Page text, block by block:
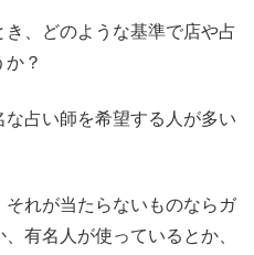
、どのような基準で店や占
？
占い師を希望する人が多い
れが当たらないものならガ
有名人が使っているとか、